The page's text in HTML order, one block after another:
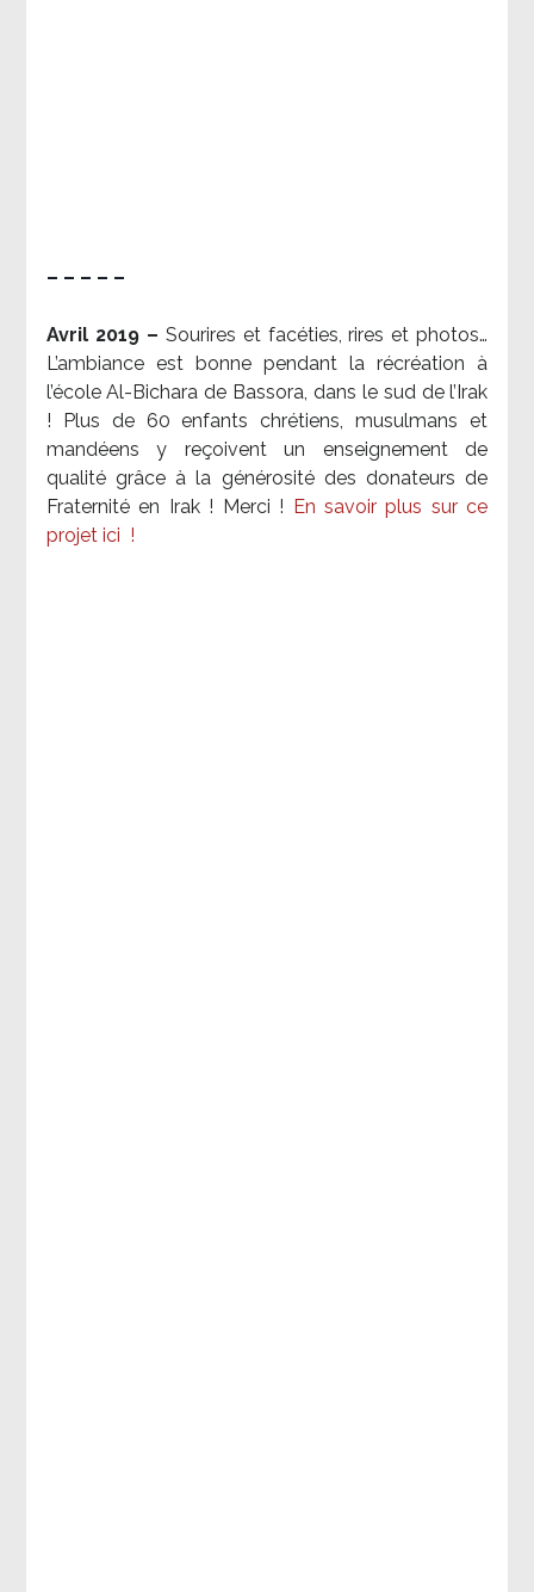
– – – – –
Avril 2019 – Sourires et facéties, rires et photos…
L’ambiance est bonne pendant la récréation à
l’école Al-Bichara de Bassora, dans le sud de l’Irak
! Plus de 60 enfants chrétiens, musulmans et
mandéens y reçoivent un enseignement de
qualité grâce à la générosité des donateurs de
Fraternité en Irak ! Merci ! En savoir plus sur ce
projet ici !